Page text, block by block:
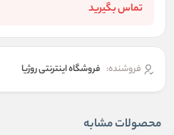
تماس بگیرید
فروشنده: فروشگاه اینترنتی روژیا
محصولات مشابه